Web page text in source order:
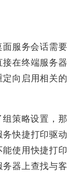
服务会话需要
在终端服务器
向启用相关的
策略设置，那
快捷打印驱动
使用快捷打印
器上查找与客